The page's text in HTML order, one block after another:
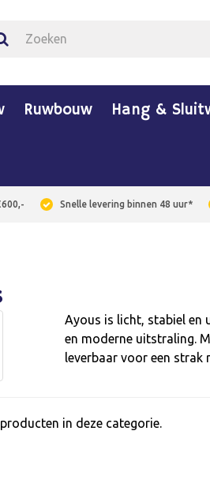
Ruwbouw Hang &
Snelle levering binnen 48 uur*
Ayous is licht, stabiel en
en moderne uitstraling.
leverbaar voor een strak
in deze categorie.